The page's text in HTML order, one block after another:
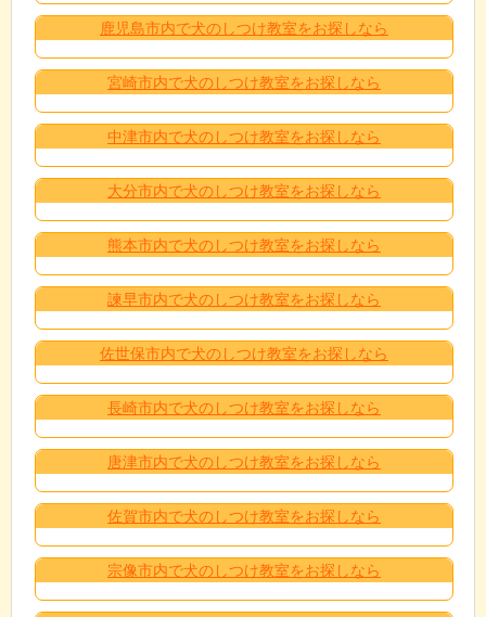
鹿児島市内で犬のしつけ教室をお探しなら
宮崎市内で犬のしつけ教室をお探しなら
中津市内で犬のしつけ教室をお探しなら
大分市内で犬のしつけ教室をお探しなら
熊本市内で犬のしつけ教室をお探しなら
諫早市内で犬のしつけ教室をお探しなら
佐世保市内で犬のしつけ教室をお探しなら
長崎市内で犬のしつけ教室をお探しなら
唐津市内で犬のしつけ教室をお探しなら
佐賀市内で犬のしつけ教室をお探しなら
宗像市内で犬のしつけ教室をお探しなら